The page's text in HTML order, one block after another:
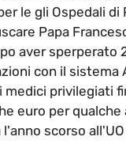
le gli Ospedali di
Papa
aver sperperato
con il sistema
medici privilegiati
euro per
l'anno scorso